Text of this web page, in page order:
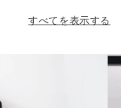
すべてを表示する